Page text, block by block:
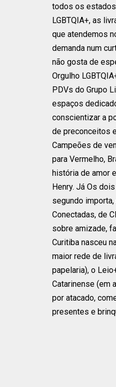
todos os
LGBTQIA+, as
que atendemos
demanda num
não gosta de
Orgulho
PDVs do Grupo
espaços
conscientizar a
de preconceitos
Campeões de
para Vermelho,
história de amor
Henry. Já Os
segundo
Conectadas, de
sobre amizade,
Curitiba nasceu
maior rede de
papelaria), o
Catarinense (em
por atacado,
presentes e